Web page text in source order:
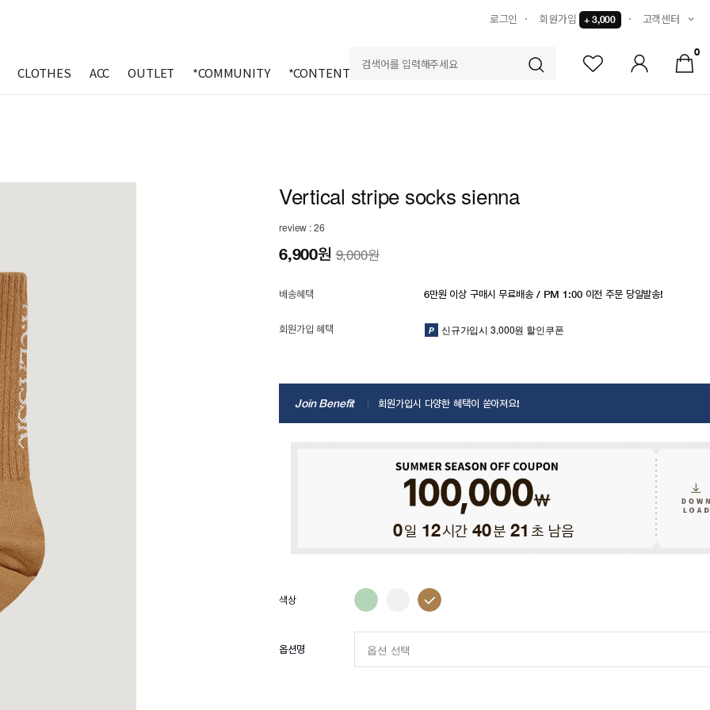
로그인 회원가입 + 3,000 고객센터
CLOTHES ACC OUTLET *COMMUNITY *CONTENTS
0
Vertical stripe socks sienna
review : 26
6,900원9,000원
배송혜택 6만원 이상 구매시 무료배송 / PM 1:00 이전 주문 당일발송!
회원가입 혜택 신규가입시 3,000원 할인쿠폰
Join Benefit 회원가입시 다양한 혜택이 쏟아져요!
0일 12시간 40분 20 초 남음
옵션명